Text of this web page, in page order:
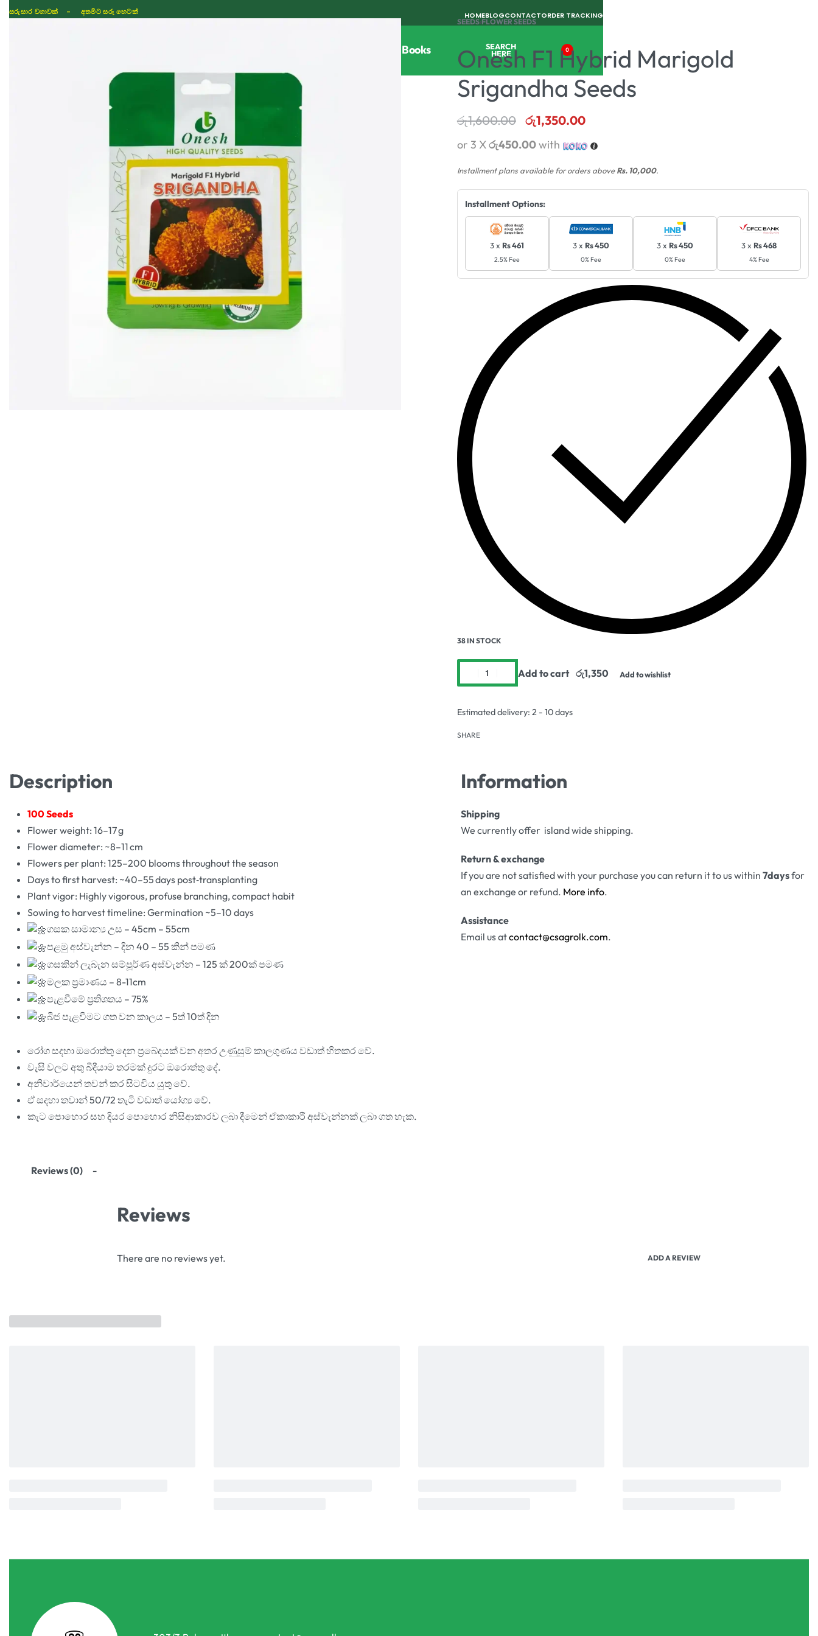
ISLAND WIDE DELIVERY HOMEBLOGCONTACTORDER TRACKING
Agri Books SEARCH
HERE 0
SEEDS›FLOWER SEEDS
Onesh F1 Hybrid Marigold
Srigandha Seeds
රු1,600.00 රු1,350.00
or 3 Xරු450.00with
Installment plans available for orders aboveRs. 10,000.
Installment Options:
3 x Rs 461
2.5% Fee
3 x Rs 450
0% Fee
3 x Rs 450
0% Fee
3 x Rs 468
4% Fee
38 IN STOCK
Add to cart Add to wishlist
Estimated delivery: 2 - 10 days
SHARE
Description
100 Seeds
Flower weight: 16–17 g
Flower diameter: ~8–11 cm
Flowers per plant: 125–200 blooms throughout the season
Days to first harvest: ~40–55 days post‐transplanting
Plant vigor: Highly vigorous, profuse branching, compact habit
Sowing to harvest timeline: Germination ~5–10 days
ගසක සාමාන්ය උස – 45cm – 55cm
පළමු අස්වැන්න – දින 40 – 55 කින් පමණ
ගසකින් ලැබැන සම්පූර්ණ අස්වැන්න – 125 ක් 200ක් පමණ
මලක ප්රමාණය – 8-11cm
පැළවීමේ ප්රතිශතය – 75%
බීජ පැළවීමට ගත වන කාලය – 5ත් 10ත් දින
රෝග සදහා ඔරොත්තු දෙන ප්රබේදයක් වන අතර උණුසුම් කාලගුණය වඩාත් හිතකර වේ.
වැසි වලට අතු බීදීයාම තරමක් දුරට ඔරොත්තු දේ.
අනිවාර්යෙන් තවන් කර සිටවිය යුතු වේ.
ඒ සදහා තවාන් 50/72 තැටි වඩාත් යෝග්ය වේ.
කැට පොහොර සහ දියර පොහොර නිසිආකාරව ලබා දීමෙන් ඒකාකාරී අස්වැන්නක් ලබා ගත හැක.
Information
Shipping
We currently offer island wide shipping.
Return & exchange
If you are not satisfied with your purchase you can return it to us within 7daysfor
an exchange or refund. More info.
Assistance
Email us atcontact@csagrolk.com.
Reviews (0)
Reviews
There are no reviews yet. ADD A REVIEW